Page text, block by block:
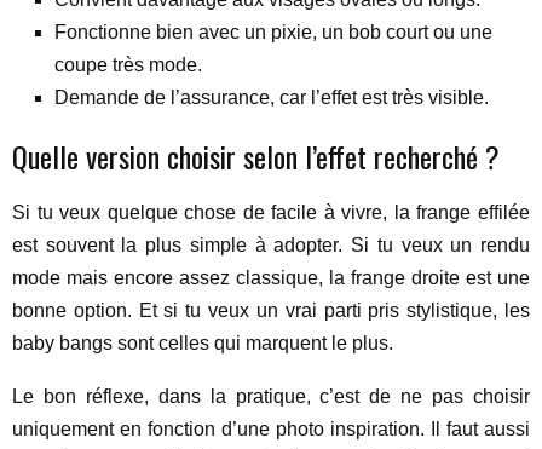
Fonctionne bien avec un pixie, un bob court ou une
coupe très mode.
Demande de l’assurance, car l’effet est très visible.
Quelle version choisir selon l’effet recherché ?
Si tu veux quelque chose de facile à vivre, la frange effilée
est souvent la plus simple à adopter. Si tu veux un rendu
mode mais encore assez classique, la frange droite est une
bonne option. Et si tu veux un vrai parti pris stylistique, les
baby bangs sont celles qui marquent le plus.
Le bon réflexe, dans la pratique, c’est de ne pas choisir
uniquement en fonction d’une photo inspiration. Il faut aussi